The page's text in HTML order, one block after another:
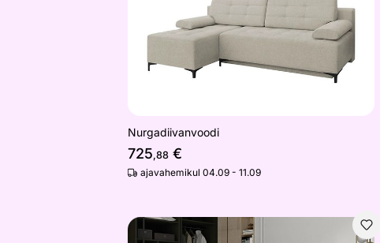
Nurgadiivanvoodi
725,88 €
ajavahemikul 04.09 - 11.09
Pesukastiga kontinentaalvoodi 165x200 cm